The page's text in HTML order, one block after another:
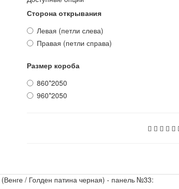
Сторона открывания
Левая (петли слева)
Правая (петли справа)
Размер короба
860*2050
960*2050
/ Голден патина черная) - панель №33: